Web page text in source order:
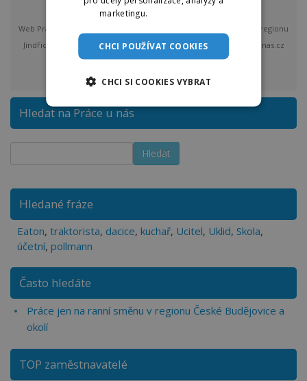
Web Práce u nás vám bude max. 1x denně posílat nové nabídky z regionu
Jindřichův Hradec a okolí. Po odeslání bude provozovatel Praceunas.cz
zpracovávat a spravovat vložené osobní údaje.
Hledat na Práce u nás
Hledané fráze
Eaton, traktorista, dacice, kuchař, Ucitel, Uklid, Skola,
účetní, pollmann
Často hledáte
Práce jen na ranní směnu v regionu České Budějovice a
okolí
TOP zaměstnavatelé
marketingu.
CHCI POUŽÍVAT COOKIES
CHCI SI COOKIES VYBRAT